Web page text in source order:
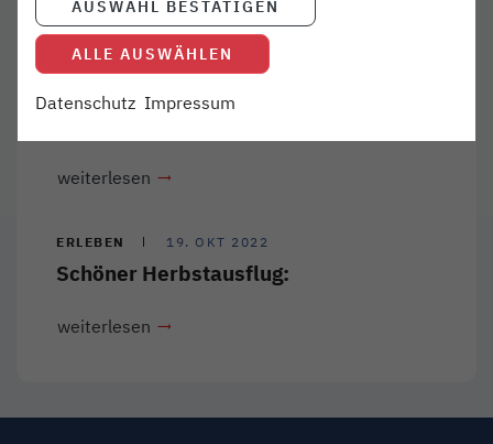
26. MAI 2023
Auftakt der 56. Glückstädter
weiterlesen
ERLEBEN 19. OKT 2022
Schöner Herbstausflug:
weiterlesen
AUSWAHL BESTÄTIGEN
ALLE AUSWÄHLEN
Datenschutz Impressum